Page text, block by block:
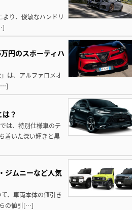
り、俊敏なハンドリ
円のスポーティハ
は、アルファロメオ
？
は、特別仕様車のテ
着いた深い輝きと黒
ジムニーなど人気
、車両本体の値引き
の値引[…]